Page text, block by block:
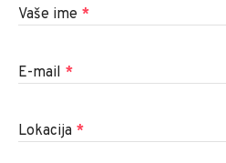
Vaše ime *
E-mail *
Lokacija *